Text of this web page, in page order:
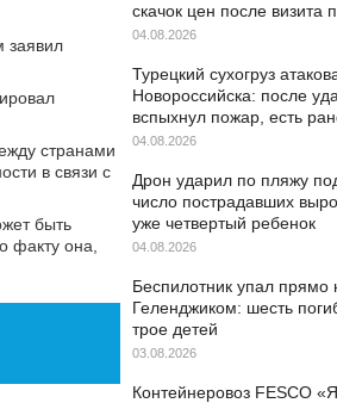
заявил
странами
в связи с
быть
факту она,
скачок цен после визита
04.08.2026
Турецкий сухогруз
Новороссийска: после
вспыхнул пожар, есть
04.08.2026
Дрон ударил по пляжу
число пострадавших
уже четвертый ребенок
04.08.2026
Беспилотник упал прямо
Геленджиком: шесть
трое детей
03.08.2026
Контейнеровоз FESCO